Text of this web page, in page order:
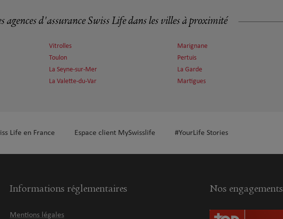
agences d'assurance Swiss Life dans les villes à proximité
Vitrolles
Toulon
La Seyne-sur-Mer
La Valette-du-Var
Marignane
Pertuis
La Garde
Martigues
Life en France Espace client MySwisslife #YourLife Stories
Informations réglementaires
Mentions légales
Nos engagements